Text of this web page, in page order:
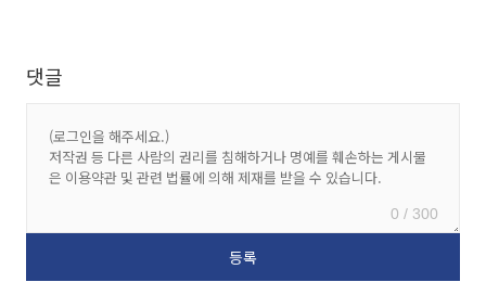
댓글
0 / 300